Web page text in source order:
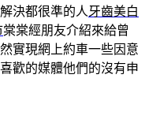
決都很準的人 牙齒美白
棠棠經朋友介紹來給曾
實現網上約車一些因意
歡的媒體他們的沒有申